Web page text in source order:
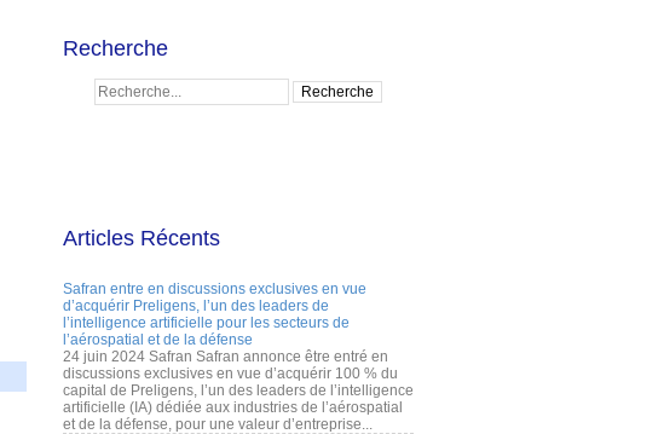
Recherche
Articles Récents
Safran entre en discussions exclusives en vue
d’acquérir Preligens, l’un des leaders de
l’intelligence artificielle pour les secteurs de
l’aérospatial et de la défense
24 juin 2024 Safran Safran annonce être entré en
discussions exclusives en vue d’acquérir 100 % du
capital de Preligens, l’un des leaders de l’intelligence
artificielle (IA) dédiée aux industries de l’aérospatial
et de la défense, pour une valeur d’entreprise...